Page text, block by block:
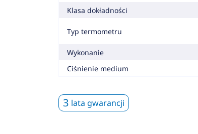
Klasa dokładności
Typ termometru
Wykonanie
Ciśnienie medium
3 lata gwarancji